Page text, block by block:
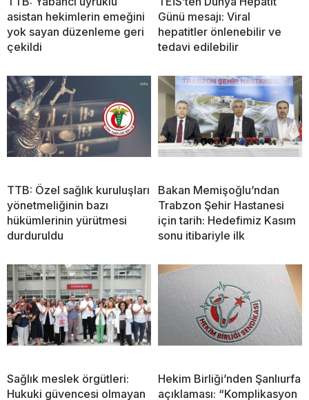
asistan hekimlerin emeğini
yok sayan düzenleme geri
çekildi
Günü mesajı: Viral
hepatitler önlenebilir ve
tedavi edilebilir
TTB: Özel sağlık kuruluşları
yönetmeliğinin bazı
hükümlerinin yürütmesi
durduruldu
Bakan Memişoğlu’ndan
Trabzon Şehir Hastanesi
için tarih: Hedefimiz Kasım
sonu itibariyle ilk
Sağlık meslek örgütleri:
Hukuki güvencesi olmayan
Hekim Birliği’nden Şanlıurfa
açıklaması: “Komplikasyon